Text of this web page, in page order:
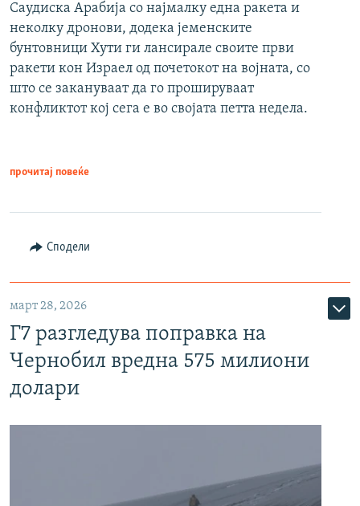
Саудиска Арабија со најмалку една ракета и
неколку дронови, додека јеменските
бунтовници Хути ги лансирале своите први
ракети кон Израел од почетокот на војната, со
што се закануваат да го прошируваат
конфликтот кој сега е во својата петта недела.
прочитај повеќе
Сподели
март 28, 2026
Г7 разгледува поправка на
Чернобил вредна 575 милиони
долари